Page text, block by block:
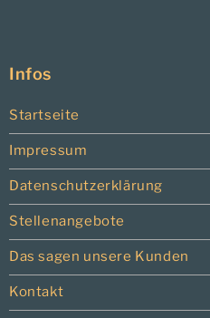
Infos
Startseite
Impressum
Datenschutzerklärung
Stellenangebote
Das sagen unsere Kunden
Kontakt